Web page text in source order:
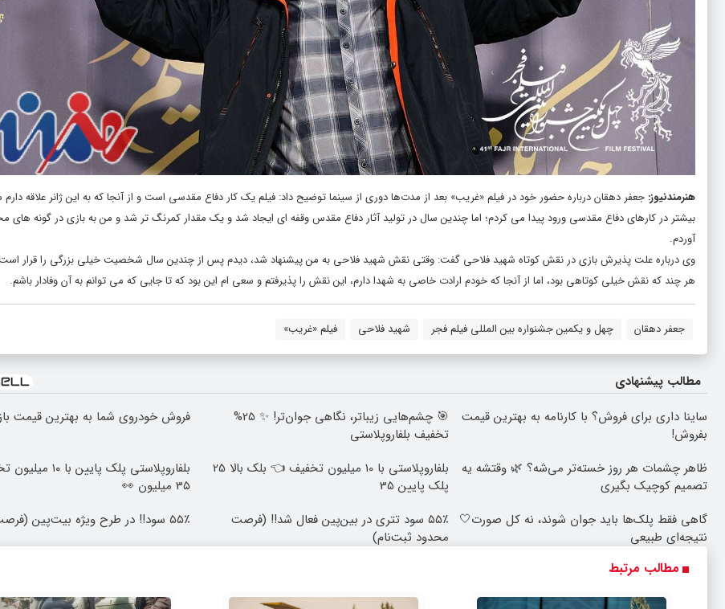
هنرمندنیوز: جعفر دهقان درباره حضور خود در فیلم «غریب» بعد از مدت‌ها دوری از سینما توضیح داد: فیلم یک کار دفاع مقدسی است و از آنجا که به این ژانر علاقه
بیشتر در کارهای دفاع مقدسی ورود پیدا می کردم؛ اما چندین سال در تولید آثار دفاع مقدس وقفه ای ایجاد شد و یک مقدار کمرنگ تر شد و من به بازی در گونه های
آوردم.
وی درباره علت پذیرش بازی در نقش کوتاه شهید فلاحی گفت: وقتی نقش شهید فلاحی به من پیشنهاد شد، دیدم پس از چندین سال شخصیت خیلی بزرگی را قرار است
هر چند که نقش خیلی کوتاهی بود، اما از آنجا که خودم ارادت خاصی به شهدا دارم، این نقش را پذیرفتم و سعی ام این بود که تا جایی که می توانم به آن وفادار باشم.
جعفر دهقان چهل و یکمین جشنواره بین المللی فیلم فجر شهید فلاحی فیلم «غریب»
مطالب پیشنهادی
ساینا داری برای فروش؟ با کارنامه به بهترین قیمت
بفروش!
🎯 چشم‌هایی زیباتر، نگاهی جوان‌تر! ✨ 25%
تخفیف بلفاروپلاستی
فروش خودروی شما به بهترین قیمت
ظاهر چشمات هر روز خسته‌تر می‌شه؟ 🌿 وقتشه یه
تصمیم کوچیک بگیری
بلفاروپلاستی با 10 میلیون تخفیف 👈 بلک بالا 25
پلک پایین 35
بلفاروپلاستی پلک
3۵ میلیون 👀
گاهی فقط پلک‌ها باید جوان شوند، نه کل صورت🤍
نتیجه‌ای طبیعی
۵۵٪ سود تتری در بین‌پین فعال شد!! (فرصت
محدود ثبت‌نام)
۵۵٪ سود!! در طرح ویژه بیت‌پین (فرصت محدود)
مطالب مرتبط